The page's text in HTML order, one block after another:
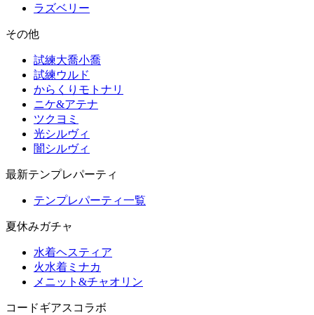
ラズベリー
その他
試練大喬小喬
試練ウルド
からくりモトナリ
ニケ&アテナ
ツクヨミ
光シルヴィ
闇シルヴィ
最新テンプレパーティ
テンプレパーティ一覧
夏休みガチャ
水着ヘスティア
火水着ミナカ
メニット&チャオリン
コードギアスコラボ